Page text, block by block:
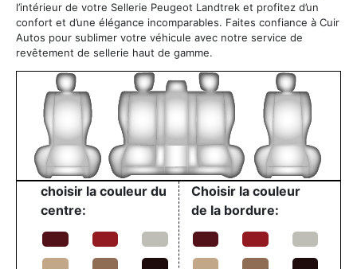
l’intérieur de votre Sellerie Peugeot Landtrek et profitez d’un
confort et d’une élégance incomparables. Faites confiance à Cuir
Autos pour sublimer votre véhicule avec notre service de
revêtement de sellerie haut de gamme.
choisir la couleur du
centre:
Choisir la couleur
de la bordure: